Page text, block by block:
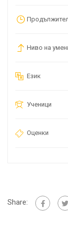
Ниво на
Език
Ученици
Оценки
Share: